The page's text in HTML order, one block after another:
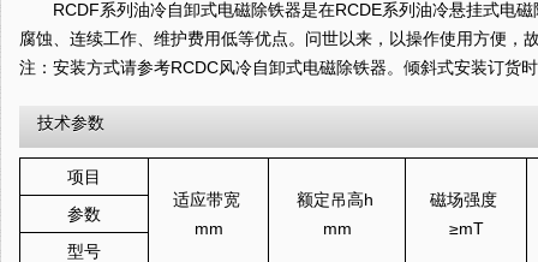
RCDF系列油冷自卸式电磁除铁器是在RCDE系列油冷悬挂式电磁
腐蚀、连续工作、维护费用低等优点。问世以来，以操作使用方
注：安装方式请参考RCDC风冷自卸式电磁除铁器。倾斜式安装订货
技术参数
项目
适应带宽
mm
额定吊高h
mm
磁场强度
≥mT
参数
型号